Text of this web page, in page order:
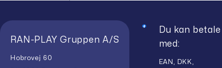
RAN-PLAY Gruppen A/S
Hobrovej 60
Du kan betale
med:
EAN, DKK,